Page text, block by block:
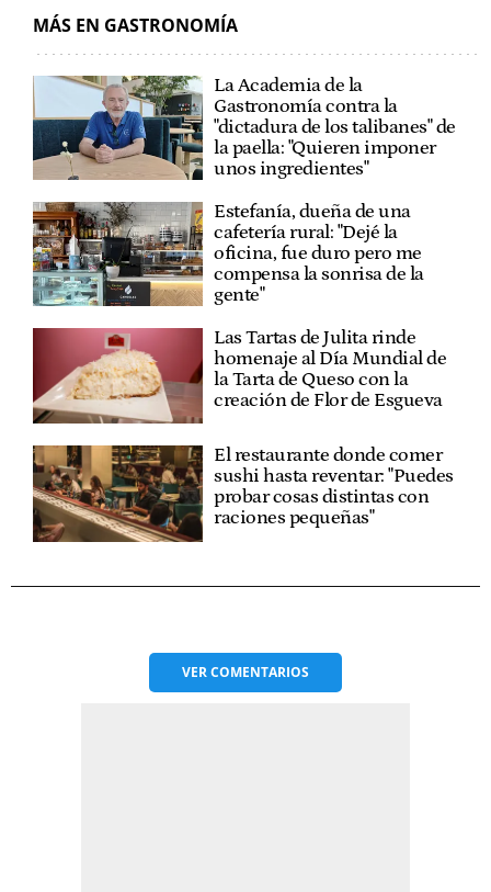
MÁS EN GASTRONOMÍA
La Academia de la
Gastronomía contra la
"dictadura de los talibanes" de
la paella: "Quieren imponer
unos ingredientes"
Estefanía, dueña de una
cafetería rural: "Dejé la
oficina, fue duro pero me
compensa la sonrisa de la
gente"
Las Tartas de Julita rinde
homenaje al Día Mundial de
la Tarta de Queso con la
creación de Flor de Esgueva
El restaurante donde comer
sushi hasta reventar: "Puedes
probar cosas distintas con
raciones pequeñas"
VERCOMENTARIOS